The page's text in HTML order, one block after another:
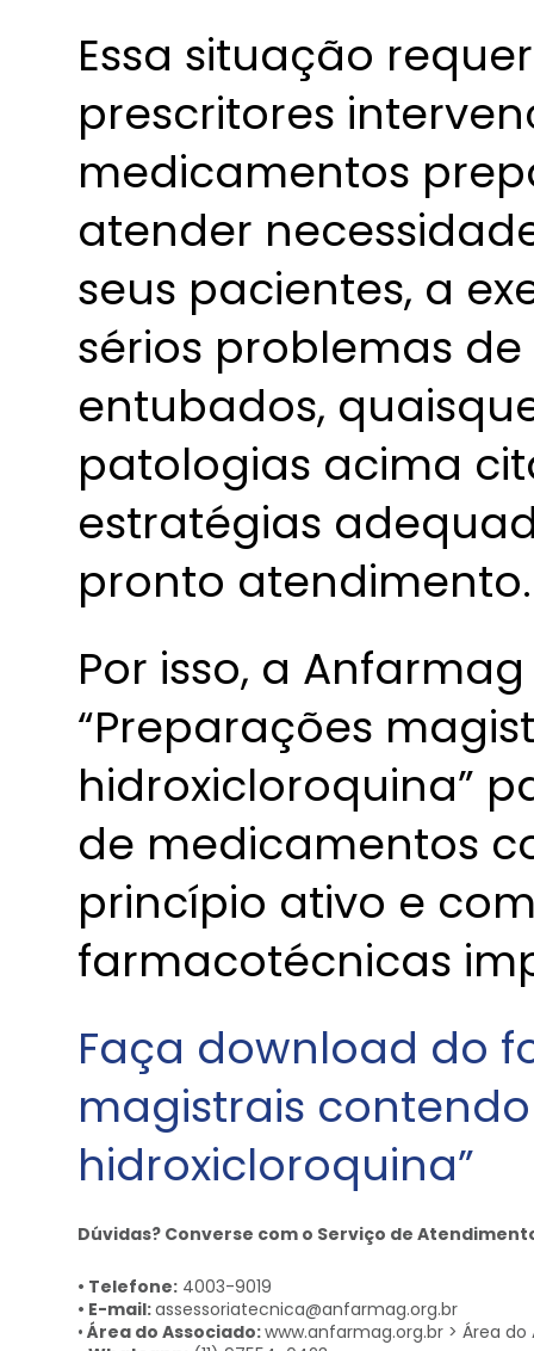
Essa situação
prescritores
medicamentos
atender
seus pacientes, a
sérios problemas
entubados,
patologias acima
estratégias
pronto atendimento.
Por isso, a
“Preparações
hidroxicloroquina”
de medicamentos
princípio ativo e
farmacotécnicas
Faça download do
magistrais
hidroxicloroquina”
Dúvidas? Converse com o Serviço de
• Telefone: 4003-9019
• E-mail:assessoriatecnica@anfarmag.org.br
• Área do Associado:www.anfarmag.org.br > Área